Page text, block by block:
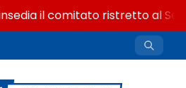
il comitato ristretto al